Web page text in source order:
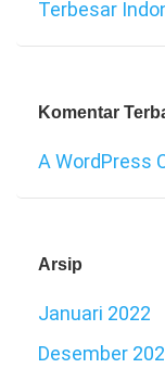
Terbesar
Komentar
A WordPress
Arsip
Januari 2022
Desember